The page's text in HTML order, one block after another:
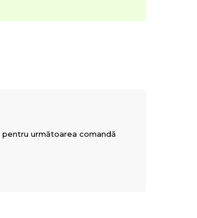
pentru următoarea comandă